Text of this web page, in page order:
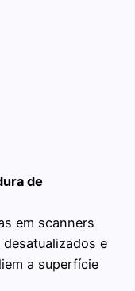
de
em scanners
e
a superfície